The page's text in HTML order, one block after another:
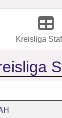
Kreisliga